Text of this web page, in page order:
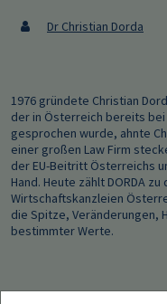
Dr Christian Dorda
1976 gründete Christian
der in Österreich bereits
gesprochen wurde, ahnte
einer großen Law Firm
der EU-Beitritt Österreichs
Hand. Heute zählt DORDA
Wirtschaftskanzleien
die Spitze, Veränderungen,
bestimmter Werte.